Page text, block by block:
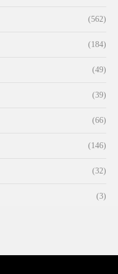
(562)
(184)
(49)
(39)
(66)
(146)
(32)
(3)